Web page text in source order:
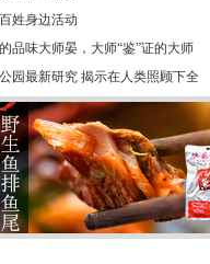
姓身边活动
品味大师晏，大师“鉴”证的大师
园最新研究 揭示在人类照顾下全